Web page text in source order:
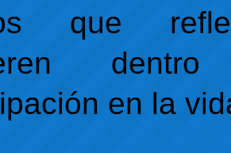
que
en la